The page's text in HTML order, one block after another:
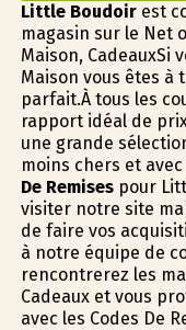
Little Boudoirest
magasin sur le Net
Maison, CadeauxSi
Maison vous êtes à
parfait.À tous les
rapport idéal de
une grande
moins chers et
De Remisespour
visiter notre site
de faire vos
à notre équipe de
rencontrerez les
Cadeaux et vous
avec les Codes De